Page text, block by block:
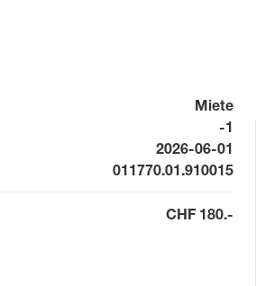
Miete
-1
Available from
2026-06-01
011770.01.910015
CHF 180.-